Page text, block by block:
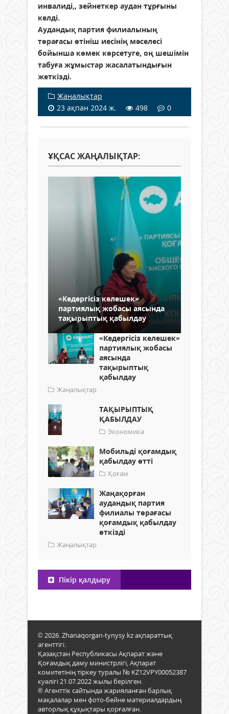
инвалиді,, зейнеткер аудан тұрғыны
келді.
Аудандық партия филиалының
төрағасы өтініш иесінің мәселесі
бойынша көмек көрсетуге, оң шешімін
табуға жұмыстар жасалатындығын
жеткізді.
Жаңалықтар
23 ақпан 2024 ж.
498 0
ҰҚСАС ЖАҢАЛЫҚТАР:
«Кедергісіз келешек»
партиялық жобасы аясында
тақырыптық қабылдау
«Кедергісіз келешек»
партиялық жобасы
аясында
тақырыптық
қабылдау
Жаңалықтар
ТАҚЫРЫПТЫҚ
ҚАБЫЛДАУ
Экономика
Мобильді қоғамдық
қабылдау өтті
Қоғам
Жаңақорған
аудандық партия
филиалы төрағасы
қоғамдық қабылдау
өткізді
Жаңалықтар
Пікір қалдыру
© 2026. Zhanaqorgan-tynysy.kz ақпараттық
агенттігі.
Қазақстан Республикасы Ақпарат және
Қоғамдық даму министрлігі, Ақпарат
комитетінің тіркеу туралы № KZ12VPY00052387
куәлігі 21.07.2022 жылы берілген.
® Агенттік сайтында жарияланған барлық
мақалалар мен фото-бейне материалдардың
авторлық құқықтары қорғалған.